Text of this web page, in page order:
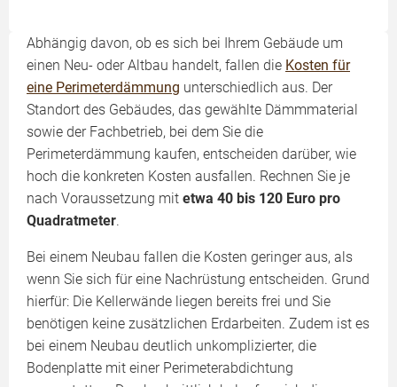
Abhängig davon, ob es sich bei Ihrem Gebäude um
einen Neu- oder Altbau handelt, fallen die Kosten für
eine Perimeterdämmung unterschiedlich aus. Der
Standort des Gebäudes, das gewählte Dämmmaterial
sowie der Fachbetrieb, bei dem Sie die
Perimeterdämmung kaufen, entscheiden darüber, wie
hoch die konkreten Kosten ausfallen. Rechnen Sie je
nach Voraussetzung mit etwa 40 bis 120 Euro pro
Quadratmeter.
Bei einem Neubau fallen die Kosten geringer aus, als
wenn Sie sich für eine Nachrüstung entscheiden. Grund
hierfür: Die Kellerwände liegen bereits frei und Sie
benötigen keine zusätzlichen Erdarbeiten. Zudem ist es
bei einem Neubau deutlich unkomplizierter, die
Bodenplatte mit einer Perimeterabdichtung